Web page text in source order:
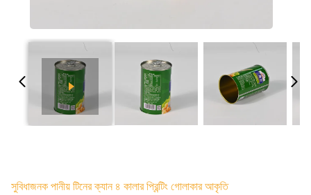
সুবিধাজনক পানীয় টিনের ক্যান ৪ কালার প্রিন্টিং গোলাকার আকৃতি